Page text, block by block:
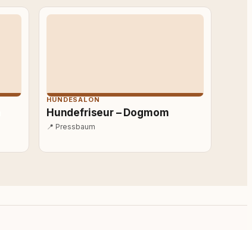
HUNDESALON
Hundefriseur – Dogmom
📍 Pressbaum